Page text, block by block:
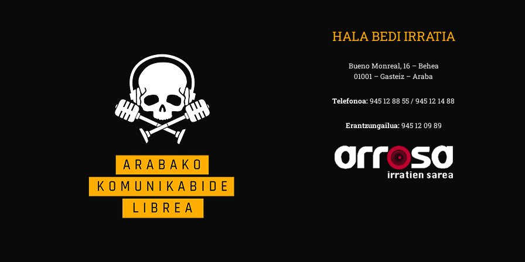
HALA BEDI IRRATIA
Bueno Monreal, 16 – Behea
01001 – Gasteiz – Araba
Telefonoa:945 12 88 55 / 945 12 14 88
Erantzungailua:945 12 09 89